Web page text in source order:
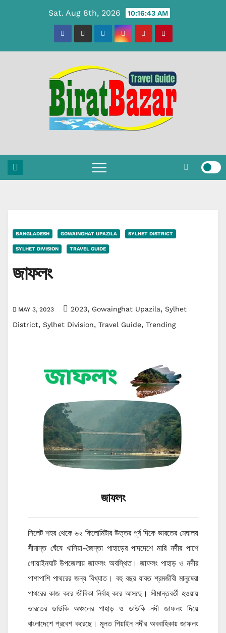
Sat. Aug 8th, 2026 10:16:44 AM
BANGLADESH GOWAINGHAT UPAZILA SYLHET DISTRICT
SYLHET DIVISION TRAVEL GUIDE
জাফলং
MAY 3, 2023 2023, Gowainghat Upazila, Sylhet
District, Sylhet Division, Travel Guide, Trending
জাফলং
সিলেট শহর থেকে ৬২ কিলোমিটার উত্তর পূর্ব দিকে ভারতের মেঘালয়
সীমান্ত ঘেঁষে খাসিয়া-জৈন্তা পাহাড়ের পাদদেশে মারি নদীর পাশে
গোয়াইনঘাট উপজেলায় জাফলং অবস্থিত। জাফলং পাহাড় ও নদীর
পাশাপাশি পাথরের জন্য বিখ্যাত। বহু বছর যাবত শ্রমজীবী মানুষেরা
পাথরের কাজ করে জীবিকা নির্বাহ করে আসছে। সীমান্তবর্তী হওয়ায়
ভারতের ডাউকি অঞ্চলের পাহাড় ও ডাউকি নদী জাফলং দিয়ে
বাংলাদেশে প্রবেশ করেছে। মূলত পিয়াইন নদীর অববাহিকায় জাফলং